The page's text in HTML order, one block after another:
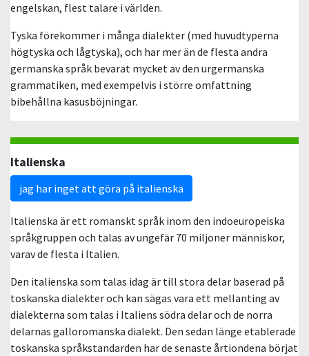
engelskan, flest talare i världen.
Tyska förekommer i många dialekter (med huvudtyperna
högtyska och lågtyska), och har mer än de flesta andra
germanska språk bevarat mycket av den urgermanska
grammatiken, med exempelvis i större omfattning
bibehållna kasusböjningar.
Italienska
jag har inget att göra på italienska
Italienska är ett romanskt språk inom den indoeuropeiska
språkgruppen och talas av ungefär 70 miljoner människor,
varav de flesta i Italien.
Den italienska som talas idag är till stora delar baserad på
toskanska dialekter och kan sägas vara ett mellanting av
dialekterna som talas i Italiens södra delar och de norra
delarnas galloromanska dialekt. Den sedan länge etablerade
toskanska språkstandarden har de senaste årtiondena börjat